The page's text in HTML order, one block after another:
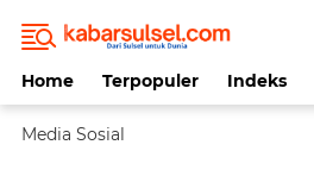
Home Terpopuler Indeks
Media Sosial